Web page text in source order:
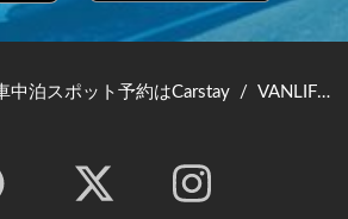
中泊スポット予約はCarstay / VANLIFE JAPAN TOP